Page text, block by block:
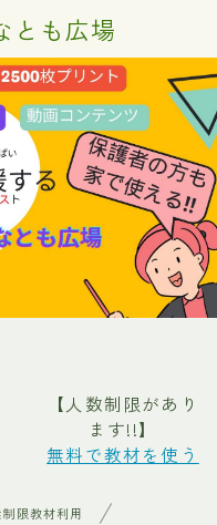
とも広場
【人数制限があり
ます!!】
無料で教材を使う
限教材利用